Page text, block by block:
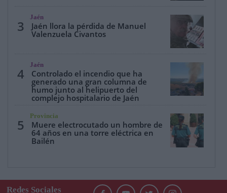
3
Jaén
Jaén llora la pérdida de Manuel
Valenzuela Civantos
4
Jaén
Controlado el incendio que ha
generado una gran columna de
humo junto al helipuerto del
complejo hospitalario de Jaén
5
Provincia
Muere electrocutado un hombre de
64 años en una torre eléctrica en
Bailén
Redes Sociales